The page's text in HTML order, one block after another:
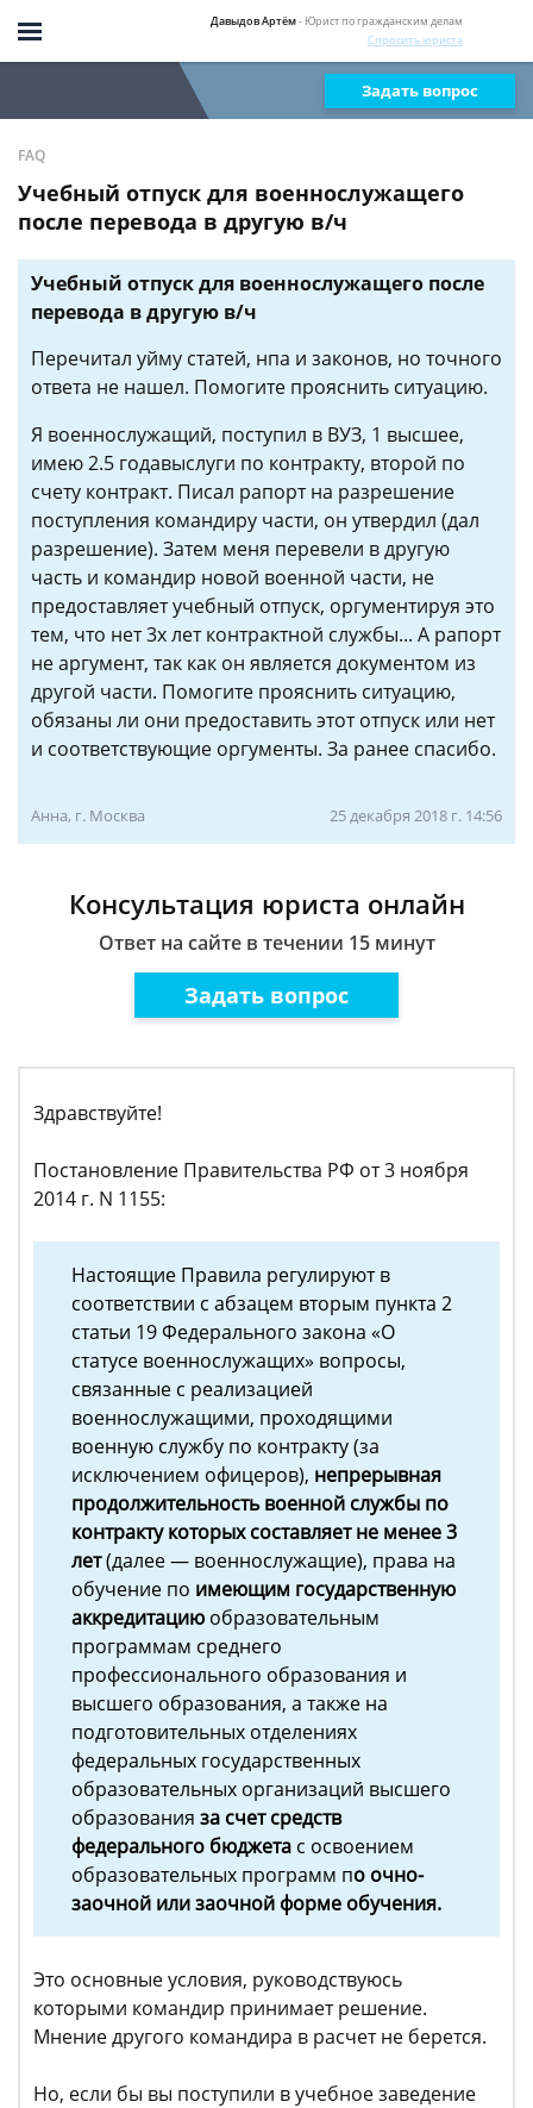
Давыдов Артём- Юрист по гражданским делам
Спросить юриста
Задать вопрос
FAQ
Учебный отпуск для военнослужащего
после перевода в другую в/ч
Учебный отпуск для военнослужащего после
перевода в другую в/ч
Перечитал уйму статей, нпа и законов, но точного
ответа не нашел. Помогите прояснить ситуацию.
Я военнослужащий, поступил в ВУЗ, 1 высшее,
имею 2.5 годавыслуги по контракту, второй по
счету контракт. Писал рапорт на разрешение
поступления командиру части, он утвердил (дал
разрешение). Затем меня перевели в другую
часть и командир новой военной части, не
предоставляет учебный отпуск, оргументируя это
тем, что нет 3х лет контрактной службы... А рапорт
не аргумент, так как он является документом из
другой части. Помогите прояснить ситуацию,
обязаны ли они предоставить этот отпуск или нет
и соответствующие оргументы. За ранее спасибо.
Анна, г. Москва 25 декабря 2018 г. 14:56
Консультация юриста онлайн
Ответ на сайте в течении 15 минут
Задать вопрос
Здравствуйте!
Постановление Правительства РФ от 3 ноября
2014 г. N 1155:
Настоящие Правила регулируют в
соответствии с абзацем вторым пункта 2
статьи 19 Федерального закона «О
статусе военнослужащих» вопросы,
связанные с реализацией
военнослужащими, проходящими
военную службу по контракту (за
исключением офицеров), непрерывная
продолжительность военной службы по
контракту которых составляет не менее 3
лет(далее — военнослужащие), права на
обучение по имеющим государственную
аккредитацию образовательным
программам среднего
профессионального образования и
высшего образования, а также на
подготовительных отделениях
федеральных государственных
образовательных организаций высшего
образования за счет средств
федерального бюджета с освоением
образовательных программ по очно-
заочной или заочной форме обучения.
Это основные условия, руководствуюсь
которыми командир принимает решение.
Мнение другого командира в расчет не берется.
Но, если бы вы поступили в учебное заведение